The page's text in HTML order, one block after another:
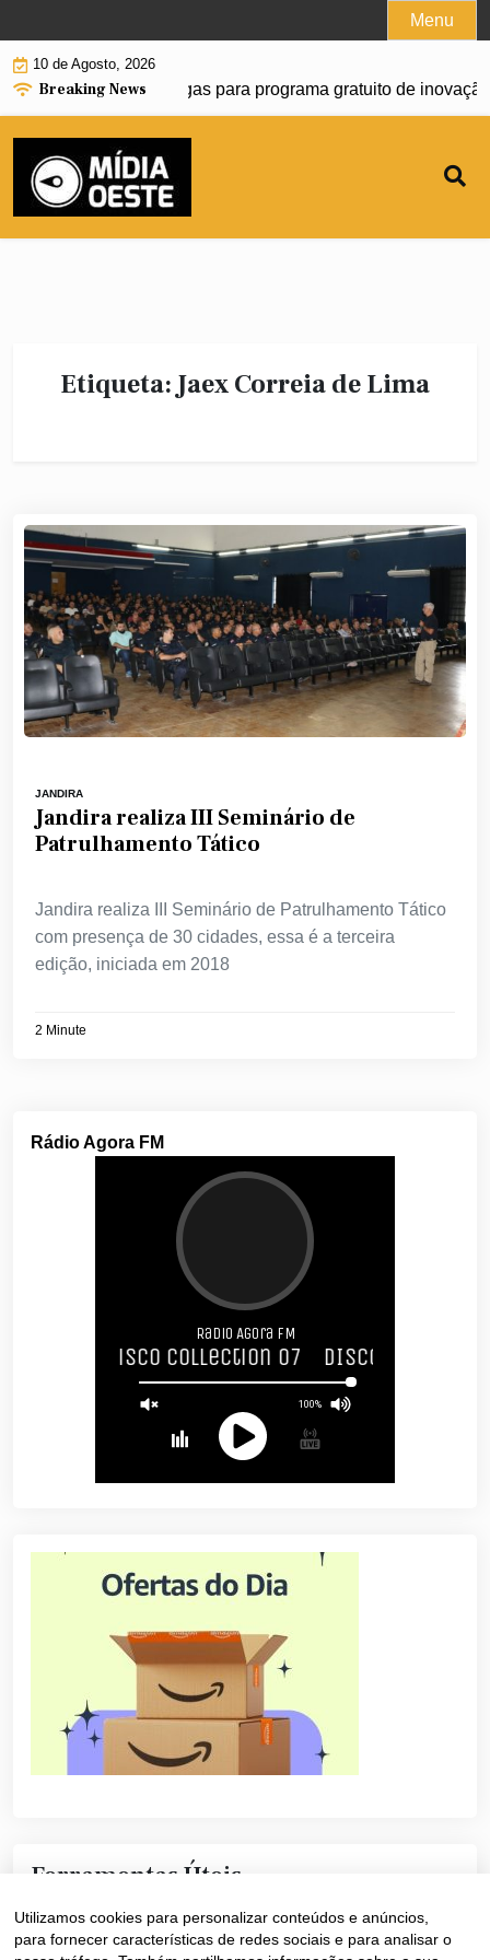
to
content
Menu
10 de Agosto, 2026
Breaking News
SP abre 50 vagas para programa gratuito de
Etiqueta: Jaex Correia de Lima
JANDIRA
Jandira realiza III Seminário de
Patrulhamento Tático
Jandira realiza III Seminário de Patrulhamento Tático
com presença de 30 cidades, essa é a terceira
edição, iniciada em 2018
2 Minute
Rádio Agora FM
Ferramentas Úteis
Converter Texto Maisúscula +
Utilizamos cookies para personalizar conteúdos e anúncios,
para fornecer características de redes sociais e para analisar o